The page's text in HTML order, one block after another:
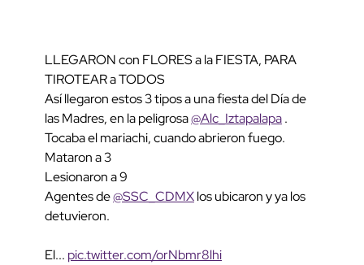
LLEGARON con FLORES a la FIESTA, PARA
TIROTEAR a TODOS
Así llegaron estos 3 tipos a una fiesta del Día de
las Madres, en la peligrosa@Alc_Iztapalapa.
Tocaba el mariachi, cuando abrieron fuego.
Mataron a 3
Lesionaron a 9
Agentes de@SSC_CDMXlos ubicaron y ya los
detuvieron.
El... pic.twitter.com/orNbmr8lhi